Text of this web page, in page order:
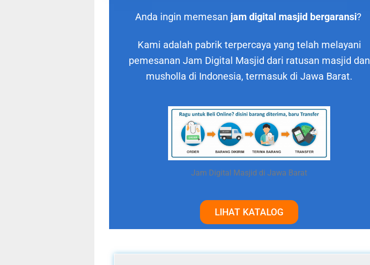
Anda ingin memesan jam digital masjid bergaransi?
Kami adalah pabrik terpercaya yang telah melayani
pemesanan Jam Digital Masjid dari ratusan masjid dan
musholla di Indonesia, termasuk di Jawa Barat.
Jam Digital Masjid di Jawa Barat
LIHAT KATALOG